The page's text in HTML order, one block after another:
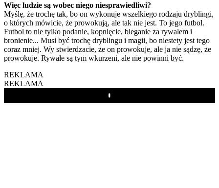
Więc ludzie są wobec niego niesprawiedliwi?
Myślę, że trochę tak, bo on wykonuje wszelkiego rodzaju dryblingi,
o których mówicie, że prowokują, ale tak nie jest. To jego futbol.
Futbol to nie tylko podanie, kopnięcie, bieganie za rywalem i
bronienie... Musi być trochę dryblingu i magii, bo niestety jest tego
coraz mniej. Wy stwierdzacie, że on prowokuje, ale ja nie sądzę, że
prowokuje. Rywale są tym wkurzeni, ale nie powinni być.
REKLAMA
REKLAMA
Play